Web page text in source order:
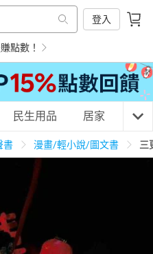
登入
點數！
運動休閒
民生用品 居家 3C
書 漫畫/輕小說/圖文書 三